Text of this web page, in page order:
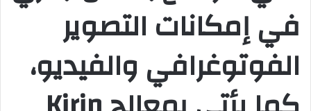
في إمكانات التصوير
الفوتوغرافي والفيديو،